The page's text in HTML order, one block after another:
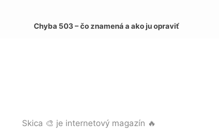
Chyba 503 – čo znamená a ako ju opraviť
Skica 🎨 je internetový magazín 🔥